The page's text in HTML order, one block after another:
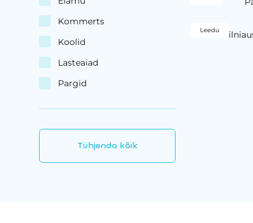
Kommerts
Koolid
Lasteaiad
Pargid
Tühjenda kõik
Leedu